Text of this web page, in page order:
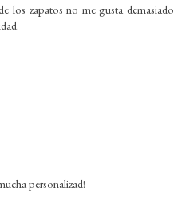
los zapatos no me gusta demasiado
personalizad!